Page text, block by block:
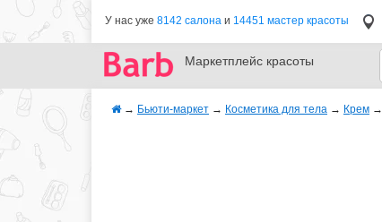
У нас уже 8142 салона и 14451 мастер красоты
Маркетплейс красоты
→ Бьюти-маркет → Косметика для тела → Крем →